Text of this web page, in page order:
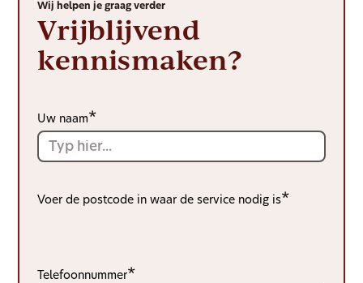
Wij helpen je graag verder
Vrijblijvend
kennismaken?
Uw naam
Voer de postcode in waar de service nodig is
Telefoonnummer